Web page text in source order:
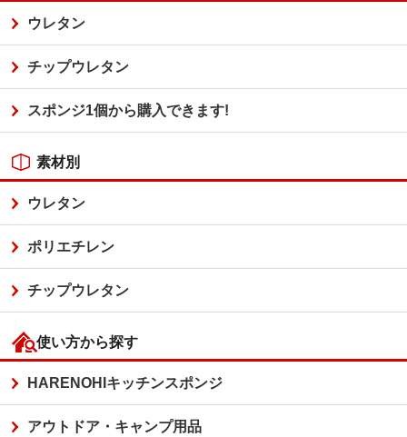
ウレタン
チップウレタン
スポンジ1個から購入できます!
素材別
ウレタン
ポリエチレン
チップウレタン
使い方から探す
HARENOHIキッチンスポンジ
アウトドア・キャンプ用品